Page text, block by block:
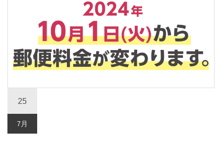
25
7月